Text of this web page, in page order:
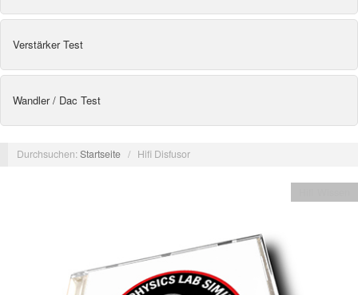
Verstärker Test
Wandler / Dac Test
Durchsuchen:Startseite / Hifi Disfusor